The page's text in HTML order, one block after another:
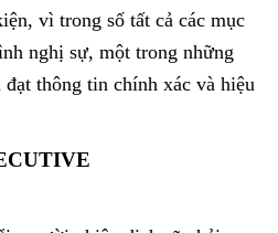
vì trong số tất cả các mục
nghị sự, một trong những
thông tin chính xác và hiệu